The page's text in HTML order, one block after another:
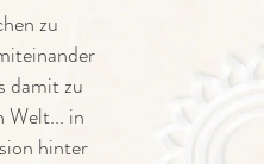
zu
damit zu
Welt... in
hinter